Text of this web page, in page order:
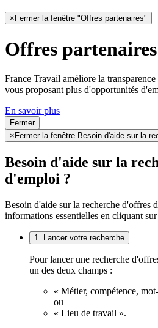
× Fermer la fenêtre "Offres partenaires"
Offres partenaires
France Travail améliore la
vous proposant plus d'opportunités
En savoir plus
Fermer
× Fermer la fenêtre Besoin d'aide sur la
Besoin d'aide sur la
d'emploi ?
Besoin d'aide sur la recherche d'offres
informations essentielles en cliquant
1. Lancer votre recherche
Pour lancer une recherche
un des deux champs :
« Métier, compétence,
ou
« Lieu de travail ».